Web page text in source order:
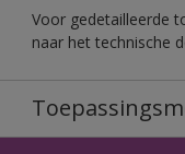
Voor gedetailleerde
naar het technische